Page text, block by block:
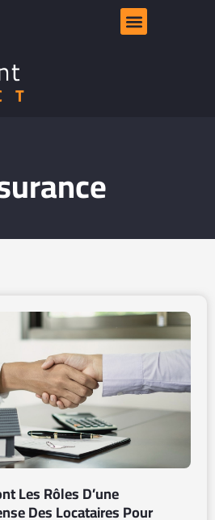
Les Rôles D’une
Des Locataires Pour